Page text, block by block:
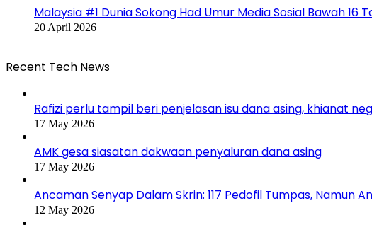
Malaysia #1 Dunia Sokong Had Umur Media Sosial Bawah 16
20 April 2026
Recent Tech News
Rafizi perlu tampil beri penjelasan isu dana asing, khianat
17 May 2026
AMK gesa siasatan dakwaan penyaluran dana asing
17 May 2026
Ancaman Senyap Dalam Skrin: 117 Pedofil Tumpas, Namun
12 May 2026